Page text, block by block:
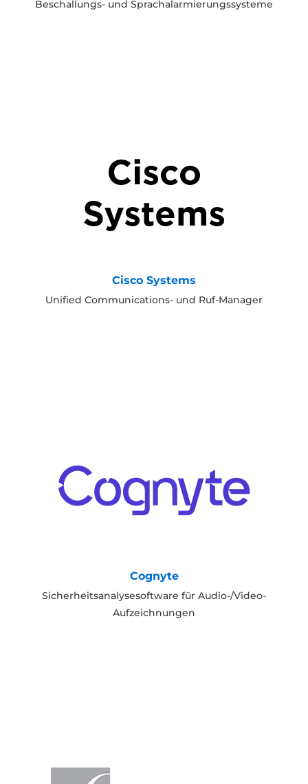
Beschallungs- und Sprachalarmierungssysteme
Cisco Systems
Unified Communications- und Ruf-Manager
Cognyte
Sicherheitsanalysesoftware für Audio-/Video-
Aufzeichnungen